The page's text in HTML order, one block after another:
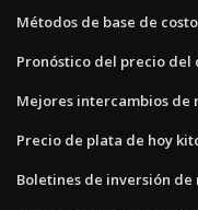
Métodos de base de
Pronóstico del precio del
Mejores intercambios de
Precio de plata de hoy
Boletines de inversión